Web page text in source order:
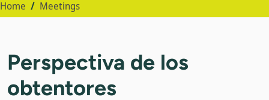
Home Meetings
Perspectiva de los
obtentores